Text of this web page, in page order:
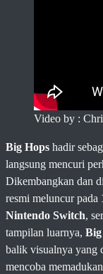
Video by :
Big Hops hadir
langsung mencuri
Dikembangkan dan
resmi meluncur pada
Nintendo Switch,
tampilan luarnya,
balik visualnya yang
mencoba